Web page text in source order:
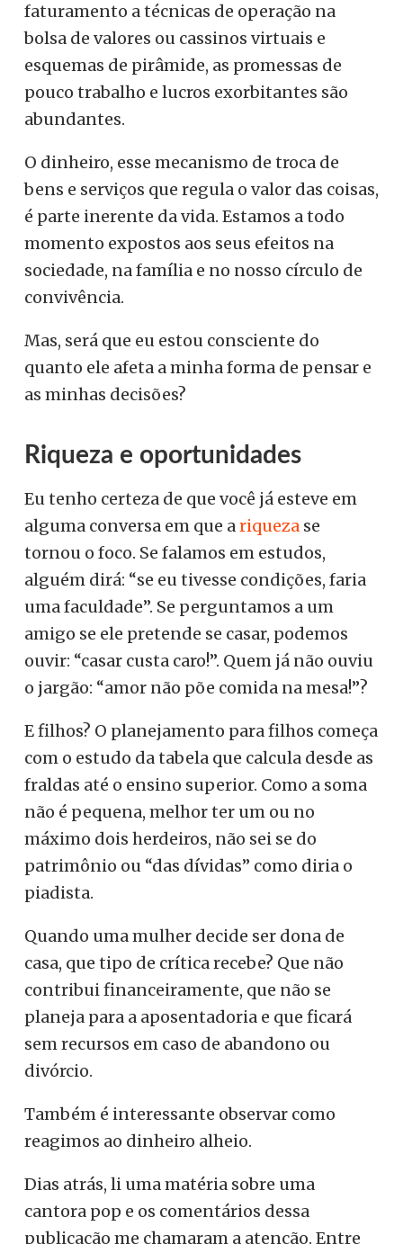
faturamento a técnicas de operação na
bolsa de valores ou cassinos virtuais e
esquemas de pirâmide, as promessas de
pouco trabalho e lucros exorbitantes são
abundantes.
O dinheiro, esse mecanismo de troca de
bens e serviços que regula o valor das coisas,
é parte inerente da vida. Estamos a todo
momento expostos aos seus efeitos na
sociedade, na família e no nosso círculo de
convivência.
Mas, será que eu estou consciente do
quanto ele afeta a minha forma de pensar e
as minhas decisões?
Riqueza e oportunidades
Eu tenho certeza de que você já esteve em
alguma conversa em que ariqueza se
tornou o foco. Se falamos em estudos,
alguém dirá: “se eu tivesse condições, faria
uma faculdade”. Se perguntamos a um
amigo se ele pretende se casar, podemos
ouvir: “casar custa caro!”. Quem já não ouviu
o jargão: “amor não põe comida na mesa!”?
E filhos? O planejamento para filhos começa
com o estudo da tabela que calcula desde as
fraldas até o ensino superior. Como a soma
não é pequena, melhor ter um ou no
máximo dois herdeiros, não sei se do
patrimônio ou “das dívidas” como diria o
piadista.
Quando uma mulher decide ser dona de
casa, que tipo de crítica recebe? Que não
contribui financeiramente, que não se
planeja para a aposentadoria e que ficará
sem recursos em caso de abandono ou
divórcio.
Também é interessante observar como
reagimos ao dinheiro alheio.
Dias atrás, li uma matéria sobre uma
cantora pop e os comentários dessa
publicação me chamaram a atenção. Entre